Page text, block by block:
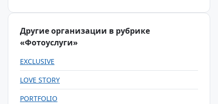
Другие организации в рубрике
«Фотоуслуги»
EXCLUSIVE
LOVE STORY
PORTFOLIO